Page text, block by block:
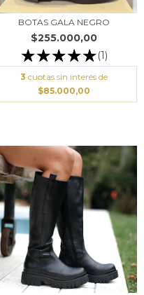
BOTAS GALA NEGRO
$255.000,00
(1)
3 cuotas sin interés de
$85.000,00